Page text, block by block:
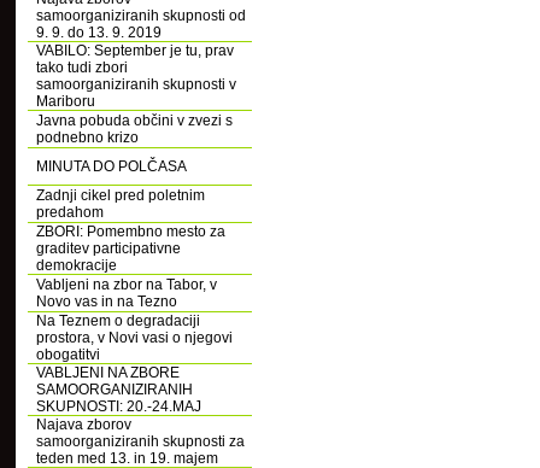
samoorganiziranih skupnosti od
9. 9. do 13. 9. 2019
VABILO: September je tu, prav
tako tudi zbori
samoorganiziranih skupnosti v
Mariboru
Javna pobuda občini v zvezi s
podnebno krizo
MINUTA DO POLČASA
Zadnji cikel pred poletnim
predahom
ZBORI: Pomembno mesto za
graditev participativne
demokracije
Vabljeni na zbor na Tabor, v
Novo vas in na Tezno
Na Teznem o degradaciji
prostora, v Novi vasi o njegovi
obogatitvi
VABLJENI NA ZBORE
SAMOORGANIZIRANIH
SKUPNOSTI: 20.-24.MAJ
Najava zborov
samoorganiziranih skupnosti za
teden med 13. in 19. majem